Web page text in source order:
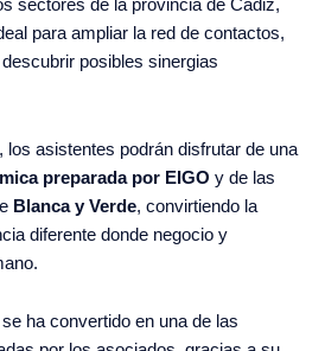
sectores de la provincia de Cádiz,
para ampliar la red de contactos,
posibles sinergias
los asistentes podrán disfrutar de una
preparada por EIGO y de las
Blanca y Verde, convirtiendo la
diferente donde negocio y
ha convertido en una de las